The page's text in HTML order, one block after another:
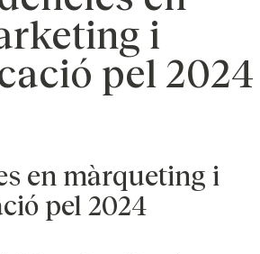
i
pel 2024
en màrqueting i
pel 2024